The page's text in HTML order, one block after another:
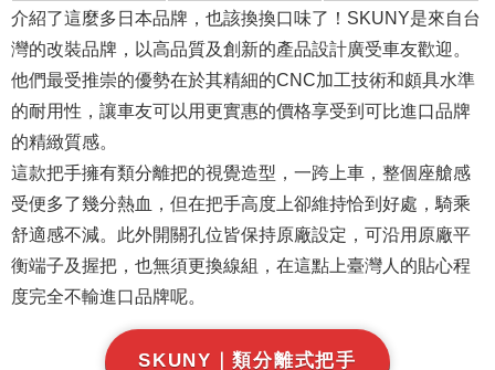
介紹了這麼多日本品牌，也該換換口味了！SKUNY是來自台
灣的改裝品牌，以高品質及創新的產品設計廣受車友歡迎。
他們最受推崇的優勢在於其精細的CNC加工技術和頗具水準
的耐用性，讓車友可以用更實惠的價格享受到可比進口品牌
的精緻質感。
這款把手擁有類分離把的視覺造型，一跨上車，整個座艙感
受便多了幾分熱血，但在把手高度上卻維持恰到好處，騎乘
舒適感不減。此外開關孔位皆保持原廠設定，可沿用原廠平
衡端子及握把，也無須更換線組，在這點上臺灣人的貼心程
度完全不輸進口品牌呢。
SKUNY｜類分離式把手